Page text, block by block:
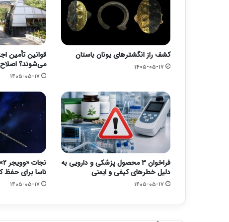
کشف راز انگشترهای یونان باستان
۱۴۰۵-۰۵-۱۷
قوانین تأمین
می‌شوند؟
۱۴۰۵-۰۵-۱۷
فراخوان ۳ محصول پزشکی و دارویی به
دلیل خطرهای کیفی و ایمنی
۱۴۰۵-۰۵-۱۷
ناسا برای حفظ
۱۴۰۵-۰۵-۱۷